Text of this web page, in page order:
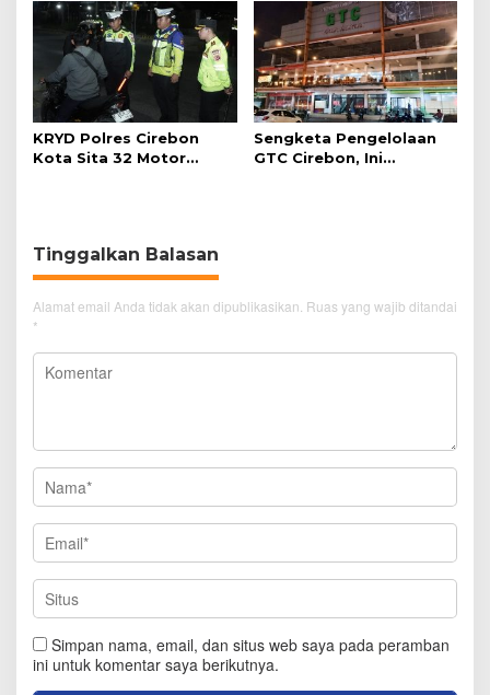
Hijau
KRYD Polres Cirebon
Kota Sita 32 Motor
Sengketa Pengelolaan
GTC Cirebon, Ini
Tinggalkan Balasan
Alamat email Anda tidak akan dipublikasikan. Ruas yang wajib ditandai
*
Simpan nama, email, dan situs web saya pada peramban
ini untuk komentar saya berikutnya.